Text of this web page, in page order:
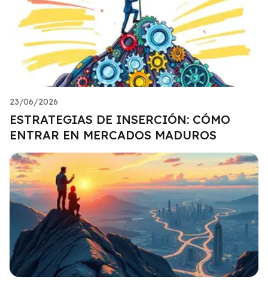
23/06/2026
ESTRATEGIAS DE INSERCIÓN: CÓMO
ENTRAR EN MERCADOS MADUROS